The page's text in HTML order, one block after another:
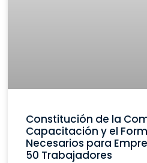
Constitución de la
Capacitación y el
Necesarios para
50 Trabajadores